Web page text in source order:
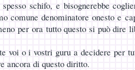
schifo, e bisognerebbe
comune denominatore onesto e
per ora tutto questo si può dire
voi o i vostri guru a decidere per
ancora di questo diritto.